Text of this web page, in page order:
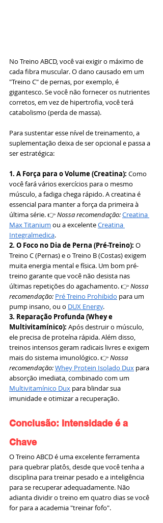
No Treino ABCD, você vai exigir o máximo de
cada fibra muscular. O dano causado em um
"Treino C" de pernas, por exemplo, é
gigantesco. Se você não fornecer os nutrientes
corretos, em vez de hipertrofia, você terá
catabolismo (perda de massa).
Para sustentar esse nível de treinamento, a
suplementação deixa de ser opcional e passa a
ser estratégica:
1. A Força para o Volume (Creatina): Como
você fará vários exercícios para o mesmo
músculo, a fadiga chega rápido. A creatina é
essencial para manter a força da primeira à
última série. 👉 Nossa recomendação:Creatina
Max Titanium ou a excelente Creatina
Integralmedica.
2. O Foco no Dia de Perna (Pré-Treino): O
Treino C (Pernas) e o Treino B (Costas) exigem
muita energia mental e física. Um bom pré-
treino garante que você não desista nas
últimas repetições do agachamento. 👉 Nossa
recomendação: Pré Treino Prohibido para um
pump insano, ou o DUX Energy.
3. Reparação Profunda (Whey e
Multivitamínico): Após destruir o músculo,
ele precisa de proteína rápida. Além disso,
treinos intensos geram radicais livres e exigem
mais do sistema imunológico. 👉 Nossa
recomendação:Whey Protein Isolado Dux para
absorção imediata, combinado com um
Multivitamínico Dux para blindar sua
imunidade e otimizar a recuperação.
Conclusão: Intensidade é a
Chave
O Treino ABCD é uma excelente ferramenta
para quebrar platôs, desde que você tenha a
disciplina para treinar pesado e a inteligência
para se recuperar adequadamente. Não
adianta dividir o treino em quatro dias se você
for para a academia "treinar fofo".